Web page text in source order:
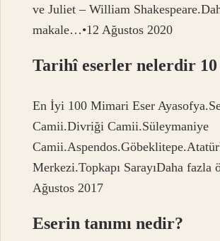
ve Juliet – William
makale…•12 Ağustos 2020
Tarihî eserler nelerdir 10
En İyi 100 Mimari Eser
Camii.Divriği Camii.Süleymaniye
Merkezi.Topkapı SarayıDaha fazla
Ağustos 2017
Eserin tanımı nedir?